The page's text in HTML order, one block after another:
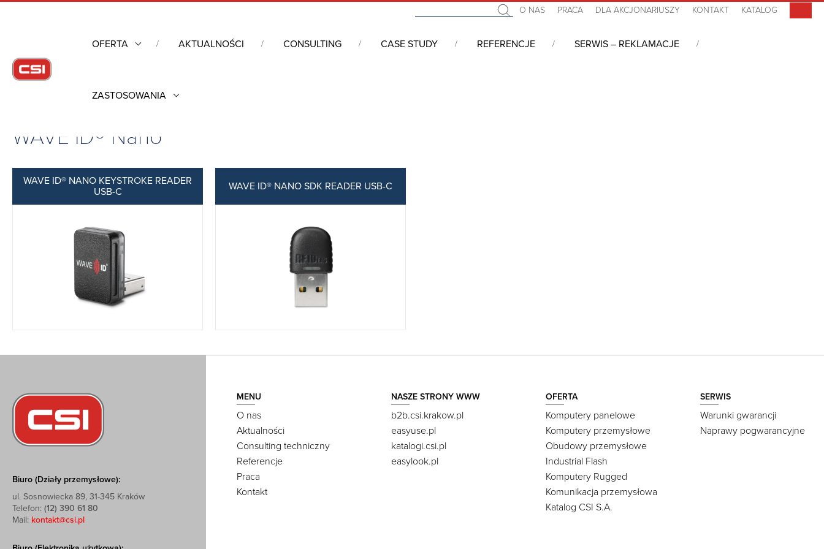
O NAS PRACA DLA AKCJONARIUSZY KONTAKT KATALOG
OFERTA AKTUALNOŚCI CONSULTING CASE STUDY REFERENCJE SERWIS – REKLAMACJE
ZASTOSOWANIA
Komputery przemysłowe
WAVE ID® Nano
WAVE ID® NANO KEYSTROKE READER
USB-C
WAVE ID® NANO SDK READER USB-C
Biuro (Działy przemysłowe):
ul. Sosnowiecka 89, 31-345 Kraków
Telefon: (12) 390 61 80
Mail: kontakt@csi.pl
MENU
O nas
Aktualności
Consulting techniczny
Referencje
Praca
Kontakt
NASZE STRONY WWW
b2b.csi.krakow.pl
easyuse.pl
katalogi.csi.pl
easylook.pl
OFERTA
Komputery panelowe
Komputery przemysłowe
Obudowy przemysłowe
Industrial Flash
Komputery Rugged
Komunikacja przemysłowa
Katalog CSI S.A.
SERWIS
Warunki gwarancji
Naprawy pogwarancyjne